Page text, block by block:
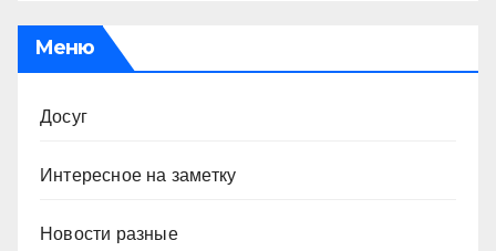
Меню
Досуг
Интересное на заметку
Новости разные